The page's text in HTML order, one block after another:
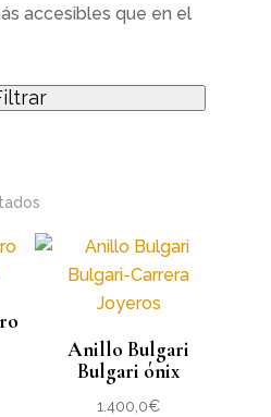
accesibles que en el
Ordenado
por
Anillo Bulgari
Bulgari ónix
1.400,0€